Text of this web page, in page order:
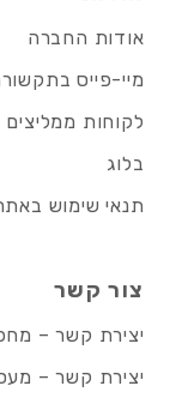
אודות החברה
מיי-פייס
לקוחות ממליצים
בלוג
תנאי שימוש
צור קשר
יצירת קשר –
יצירת קשר –